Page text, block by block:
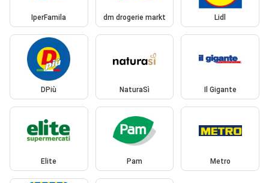
IperFamila dm drogerie markt Lidl
DPiù NaturaSì Il Gigante
Elite Pam Metro